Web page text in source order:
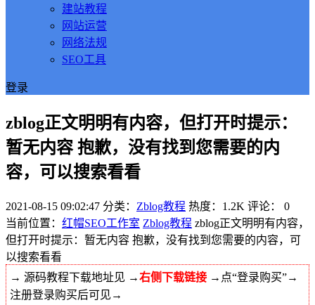
建站教程
网站运营
网络法规
SEO工具
登录
zblog正文明明有内容，但打开时提示：
暂无内容 抱歉，没有找到您需要的内
容，可以搜索看看
2021-08-15 09:02:47 分类： Zblog教程 热度：1.2K 评论：
0
当前位置： 红帽SEO工作室 Zblog教程 zblog正文明明有内容，
但打开时提示：暂无内容 抱歉，没有找到您需要的内容，可
以搜索看看
→ 源码教程下载地址见 →右侧下载链接 →点“登录购买”→
注册登录购买后可见→